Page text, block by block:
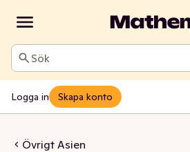
Sök
Logga in Skapa konto
Övrigt Asien
Vitlök